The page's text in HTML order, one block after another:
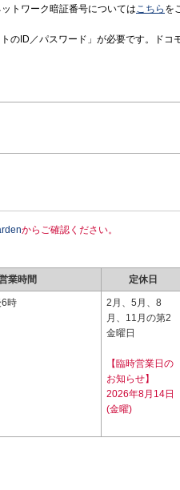
トワーク暗証番号についてはこちら を
のID／パスワード」が必要です。ドコ
からご確認ください。
業時間 定休日
時
2月、5月、8
月、11月の第2
金曜日
【臨時営業日の
お知らせ】
2026年8月14日
(金曜)